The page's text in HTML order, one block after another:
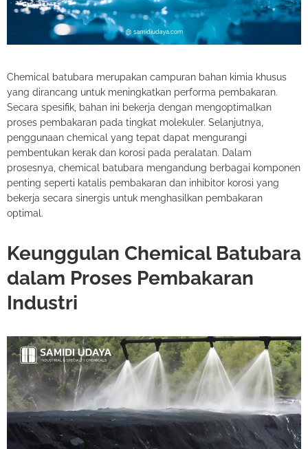
Chemical batubara merupakan campuran bahan kimia khusus
yang dirancang untuk meningkatkan performa pembakaran.
Secara spesifik, bahan ini bekerja dengan mengoptimalkan
proses pembakaran pada tingkat molekuler. Selanjutnya,
penggunaan chemical yang tepat dapat mengurangi
pembentukan kerak dan korosi pada peralatan. Dalam
prosesnya, chemical batubara mengandung berbagai komponen
penting seperti katalis pembakaran dan inhibitor korosi yang
bekerja secara sinergis untuk menghasilkan pembakaran
optimal.
Keunggulan Chemical Batubara
dalam Proses Pembakaran
Industri